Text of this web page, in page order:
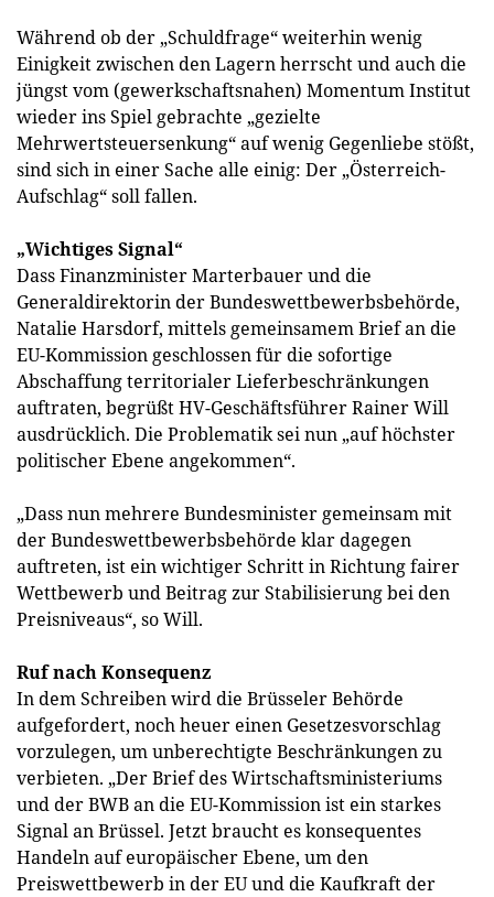
Während ob der „Schuldfrage“ weiterhin wenig
Einigkeit zwischen den Lagern herrscht und auch die
jüngst vom (gewerkschaftsnahen) Momentum Institut
wieder ins Spiel gebrachte „gezielte
Mehrwertsteuersenkung“ auf wenig Gegenliebe stößt,
sind sich in einer Sache alle einig: Der „Österreich-
Aufschlag“ soll fallen.
„Wichtiges Signal“
Dass Finanzminister Marterbauer und die
Generaldirektorin der Bundeswettbewerbsbehörde,
Natalie Harsdorf, mittels gemeinsamem Brief an die
EU-Kommission geschlossen für die sofortige
Abschaffung territorialer Lieferbeschränkungen
auftraten, begrüßt HV-Geschäftsführer Rainer Will
ausdrücklich. Die Problematik sei nun „auf höchster
politischer Ebene angekommen“.
„Dass nun mehrere Bundesminister gemeinsam mit
der Bundeswettbewerbsbehörde klar dagegen
auftreten, ist ein wichtiger Schritt in Richtung fairer
Wettbewerb und Beitrag zur Stabilisierung bei den
Preisniveaus“, so Will.
Ruf nach Konsequenz
In dem Schreiben wird die Brüsseler Behörde
aufgefordert, noch heuer einen Gesetzesvorschlag
vorzulegen, um unberechtigte Beschränkungen zu
verbieten. „Der Brief des Wirtschaftsministeriums
und der BWB an die EU-Kommission ist ein starkes
Signal an Brüssel. Jetzt braucht es konsequentes
Handeln auf europäischer Ebene, um den
Preiswettbewerb in der EU und die Kaufkraft der